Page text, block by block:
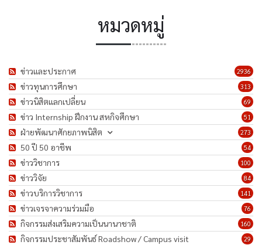
หมวดหมู่
2936
ข่าวและประกาศ
313
ข่าวทุนการศึกษา
69
ข่าวนิสิตแลกเปลี่ยน
51
ข่าว Internship ฝึกงาน สหกิจศึกษา
273
ฝ่ายพัฒนาศักยภาพนิสิต
54
50 ปี 50 อาชีพ
100
ข่าววิชาการ
84
ข่าววิจัย
141
ข่าวบริการวิชาการ
76
ข่าวเจรจาความร่วมมือ
160
กิจกรรมส่งเสริมความเป็นนานาชาติ
29
กิจกรรมประชาสัมพันธ์ Roadshow / Campus visit